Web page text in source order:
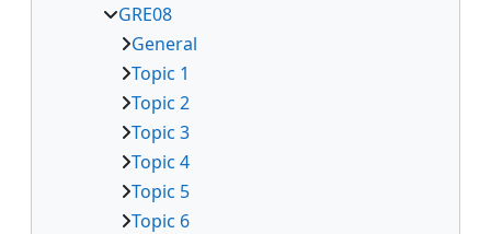
GRE08
General
Topic 1
Topic 2
Topic 3
Topic 4
Topic 5
Topic 6